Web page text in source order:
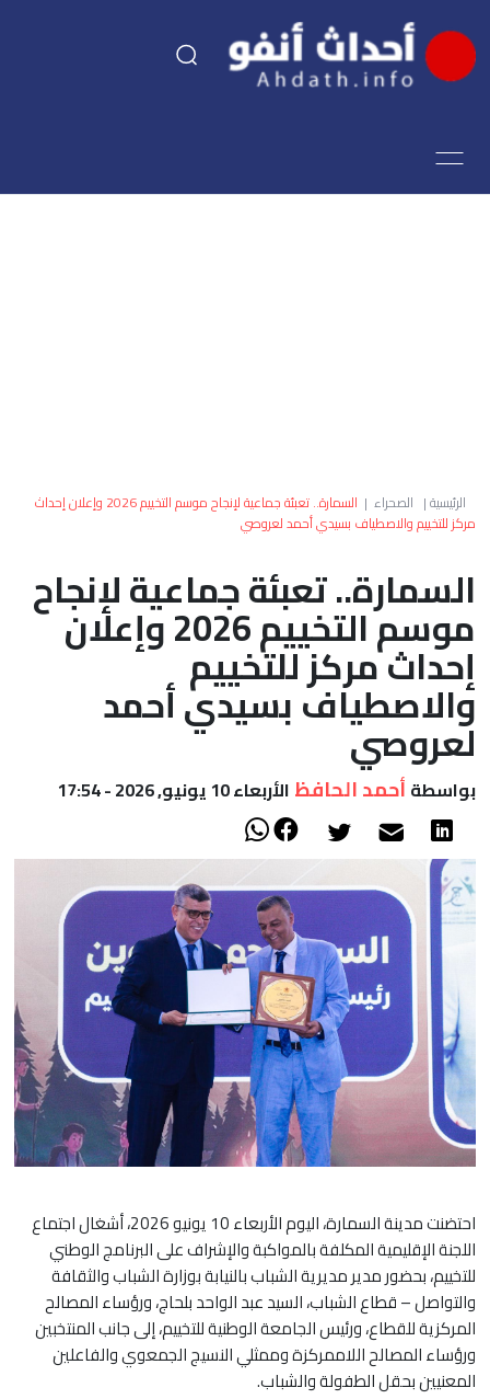
اقتصاد
العالم
الصحراء
الرئيسية| الصحراء |
السمارة.. تعبئة جماعية لإنجاح موسم التخييم 2026 وإعلان إحداث
مركز للتخييم والاصطياف بسيدي أحمد لعروصي
السمارة.. تعبئة جماعية لإنجاح
موسم التخييم 2026 وإعلان
إحداث مركز للتخييم
والاصطياف بسيدي أحمد
لعروصي
بواسطة أحمد الحافظ الأربعاء 10 يونيو, 2026 - 17:54
احتضنت مدينة السمارة، اليوم الأربعاء 10 يونيو 2026، أشغال اجتماع
اللجنة الإقليمية المكلفة بالمواكبة والإشراف على البرنامج الوطني
للتخييم، بحضور مدير مديرية الشباب بالنيابة بوزارة الشباب والثقافة
والتواصل – قطاع الشباب، السيد عبد الواحد بلحاج، ورؤساء المصالح
المركزية للقطاع، ورئيس الجامعة الوطنية للتخييم، إلى جانب المنتخبين
ورؤساء المصالح اللاممركزة وممثلي النسيج الجمعوي والفاعلين
المعنيين بحقل الطفولة والشباب.